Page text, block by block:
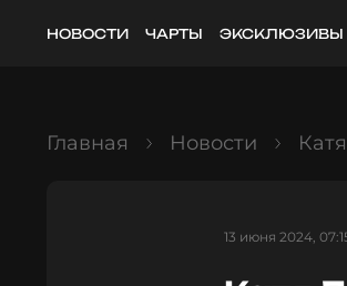
НОВОСТИ ЧАРТЫ ЭКСКЛЮЗИВЫ
Главная Новости
13 июня 2024,